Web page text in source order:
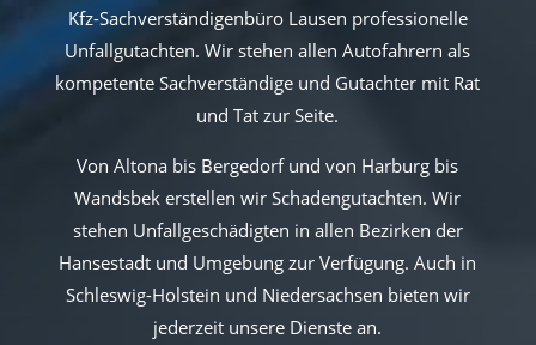
Kfz-Sachverständigenbüro Lausen professionelle
Unfallgutachten. Wir stehen allen Autofahrern als
kompetente Sachverständige und Gutachter mit Rat
und Tat zur Seite.
Von Altona bis Bergedorf und von Harburg bis
Wandsbek erstellen wir Schadengutachten. Wir
stehen Unfallgeschädigten in allen Bezirken der
Hansestadt und Umgebung zur Verfügung. Auch in
Schleswig-Holstein und Niedersachsen bieten wir
jederzeit unsere Dienste an.